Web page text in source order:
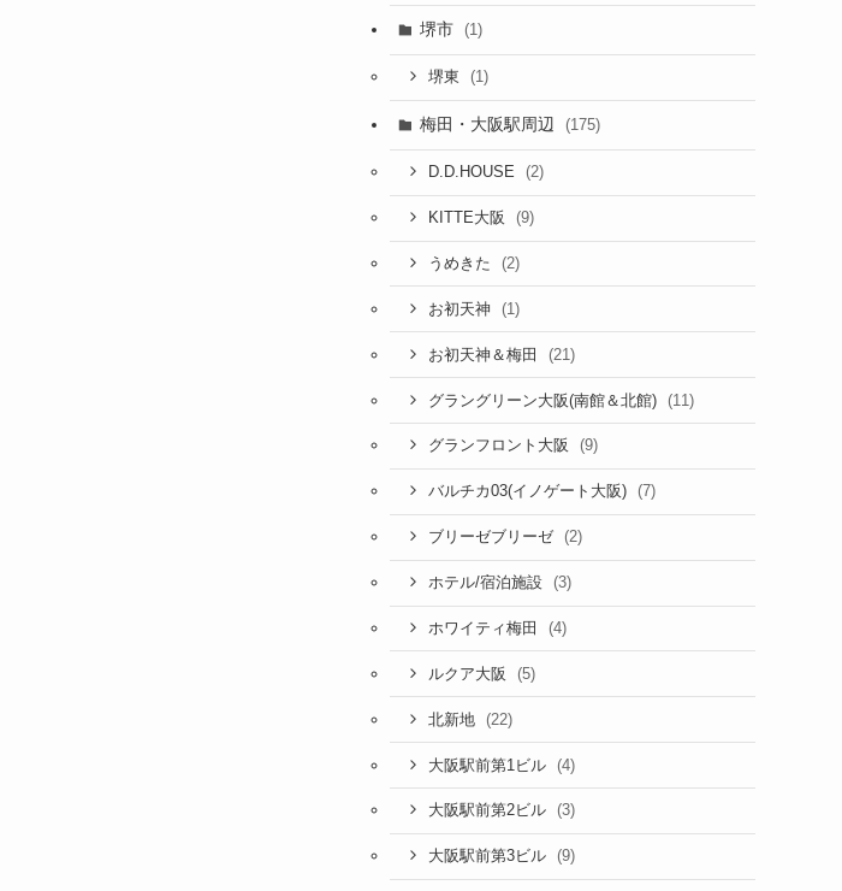
堺市 (1)
堺東 (1)
梅田・大阪駅周辺 (175)
D.D.HOUSE (2)
KITTE大阪 (9)
うめきた (2)
お初天神 (1)
お初天神＆梅田 (21)
グラングリーン大阪(南館＆北館) (11)
グランフロント大阪 (9)
バルチカ03(イノゲート大阪) (7)
ブリーゼブリーゼ (2)
ホテル/宿泊施設 (3)
ホワイティ梅田 (4)
ルクア大阪 (5)
北新地 (22)
大阪駅前第1ビル (4)
大阪駅前第2ビル (3)
大阪駅前第3ビル (9)